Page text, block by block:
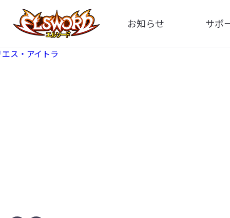
お知らせ
全体
サポ